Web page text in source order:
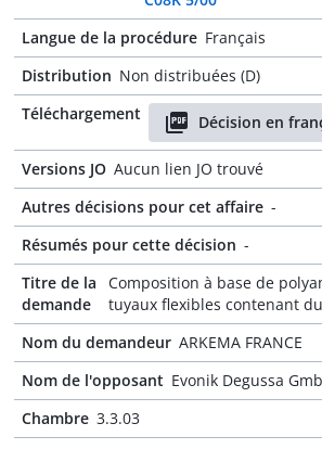
Langue de la procédure Français
Distribution Non distribuées (D)
Téléchargement
Décision en
Versions JO Aucun lien JO trouvé
Autres décisions pour cet affaire -
Résumés pour cette décision -
Titre de la
demande
Composition à base de
tuyaux flexibles contenant
Nom du demandeur ARKEMA FRANCE
Nom de l'opposant Evonik Degussa
Chambre 3.3.03